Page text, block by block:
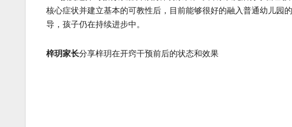
核心症状并建立基本的可教性后，目前能够很好的融入普通幼儿园
导，孩子仍在持续进步中。
梓玥家长分享梓玥在开窍干预前后的状态和效果